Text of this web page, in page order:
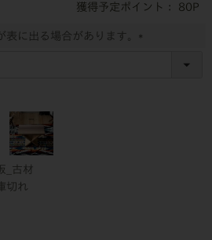
80
に出る場合があります。
_古材
切れ